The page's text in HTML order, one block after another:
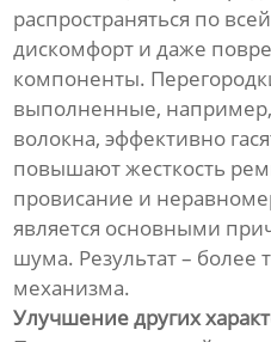
распространяться по
дискомфорт и даже
компоненты.
выполненные,
волокна, эффективно
повышают жесткость
провисание и
является основными
шума. Результат – более
механизма.
Улучшение других